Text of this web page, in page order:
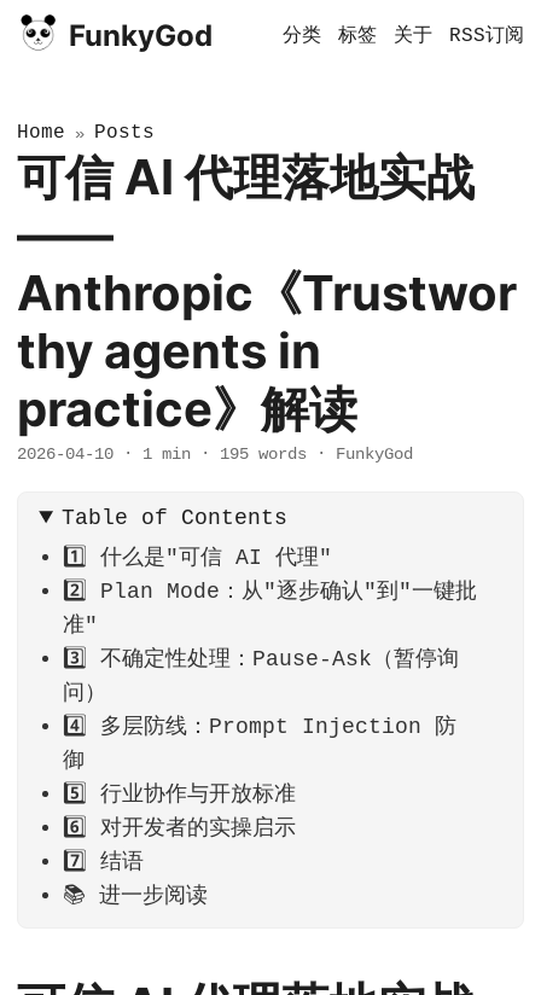
FunkyGod 分类 标签 关于 RSS订阅
Home » Posts
可信 AI 代理落地实战
——
Anthropic《Trustwor
thy agents in
practice》解读
2026-04-10 · 1 min · 195 words · FunkyGod
Table of Contents
1️⃣ 什么是"可信 AI 代理"
2️⃣ Plan Mode：从"逐步确认"到"一键批
准"
3️⃣ 不确定性处理：Pause‑Ask（暂停询
问）
4️⃣ 多层防线：Prompt Injection 防
御
5️⃣ 行业协作与开放标准
6️⃣ 对开发者的实操启示
7️⃣ 结语
📚 进一步阅读